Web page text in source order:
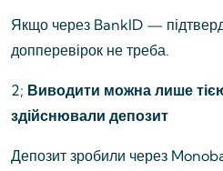
Якщо через BankID —
допперевірок не треба.
2; Виводити можна лише
здійснювали депозит
Депозит зробили через